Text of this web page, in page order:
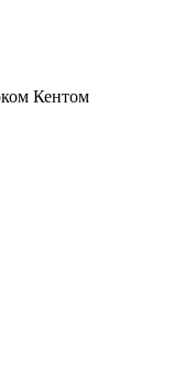
Кентом